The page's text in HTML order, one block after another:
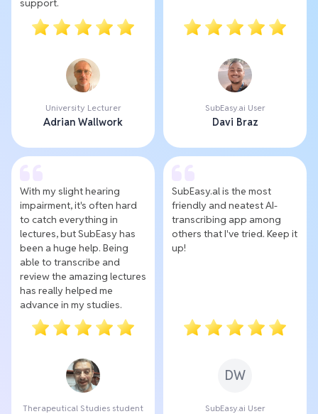
support.
University Lecturer
Adrian Wallwork
SubEasy.ai User
Davi Braz
With my slight hearing
impairment, it's often hard
to catch everything in
lectures, but SubEasy has
been a huge help. Being
able to transcribe and
review the amazing lectures
has really helped me
advance in my studies.
Therapeutical Studies student
SubEasy.al is the most
friendly and neatest AI-
transcribing app among
others that I've tried. Keep it
up!
DW
SubEasy.ai User